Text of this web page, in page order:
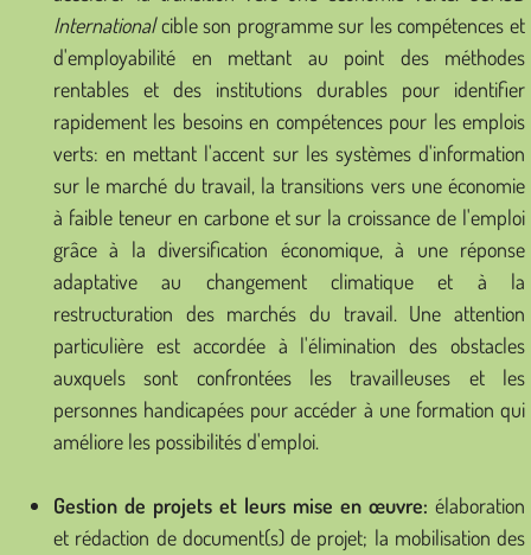
Internationalcible son programme sur les compétences et
d'employabilité en mettant au point des méthodes
rentables et des institutions durables pour identifier
rapidement les besoins en compétences pour les emplois
verts: en mettant l'accent sur les systèmes d'information
sur le marché du travail, la transitions vers une économie
à faible teneur en carbone et sur la croissance de l'emploi
grâce à la diversification économique, à une réponse
adaptative au changement climatique et à la
restructuration des marchés du travail. Une attention
particulière est accordée à l'élimination des obstacles
auxquels sont confrontées les travailleuses et les
personnes handicapées pour accéder à une formation qui
améliore les possibilités d'emploi. ​
Gestion de projets et leurs mise en œuvre: élaboration
et rédaction de document(s) de projet; la mobilisation des